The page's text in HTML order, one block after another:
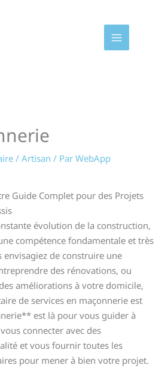
/Artisan / ParWebApp
Guide Complet pour des Projets
évolution de la construction,
compétence fondamentale et très
envisagiez de construire une
des rénovations, ou
améliorations à votre domicile,
de services en maçonnerie est
est là pour vous guider à
connecter avec des
et vous fournir toutes les
pour mener à bien votre projet.